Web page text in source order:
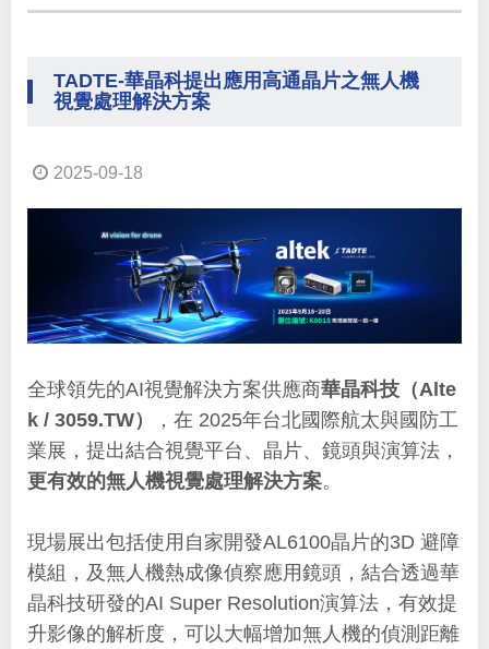
TADTE-華晶科提出應用高通晶片之無人機
視覺處理解決方案
2025-09-18
全球領先的AI視覺解決方案供應商華晶科技（Alte
k / 3059.TW）
，在 2025年台北國際航太與國防工
業展，提出結合視覺平台、晶片、鏡頭與演算法，
更有效的無人機視覺處理解決方案。
現場展出包括使用自家開發AL6100晶片的3D 避障
模組，及無人機熱成像偵察應用鏡頭，結合透過華
晶科技研發的AI Super Resolution演算法，有效提
升影像的解析度，可以大幅增加無人機的偵測距離